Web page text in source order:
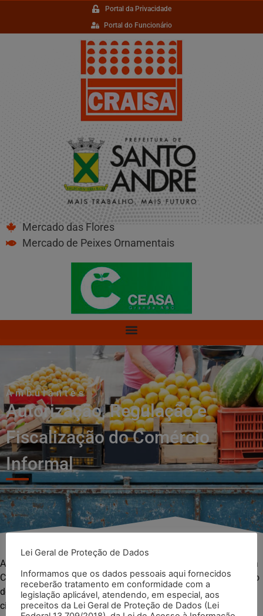
Portal da Privacidade
Portal do Funcionário
Mercado das Flores
Mercado de Peixes Ornamentais
Ambulantes
Autorização, Regulação e
Fiscalização do Comércio
Informal
A Fiscalização do Comércio Informal é de responsabilidade da
CRAISA. São realizadas diariamente operações de fiscalização
do comércio ilegal. Os ambulantes são alocados em áreas da
cidade predefinidas pelo setor técnico, conforme condições
Lei Geral de Proteção de Dados
Informamos que os dados pessoais aqui fornecidos
receberão tratamento em conformidade com a
legislação aplicável, atendendo, em especial, aos
preceitos da Lei Geral de Proteção de Dados (Lei